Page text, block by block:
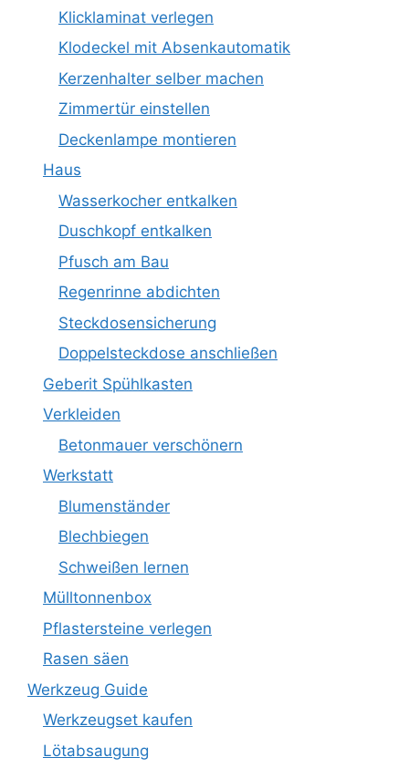
Klicklaminat verlegen
Klodeckel mit Absenkautomatik
Kerzenhalter selber machen
Zimmertür einstellen
Deckenlampe montieren
Haus
Wasserkocher entkalken
Duschkopf entkalken
Pfusch am Bau
Regenrinne abdichten
Steckdosensicherung
Doppelsteckdose anschließen
Geberit Spühlkasten
Verkleiden
Betonmauer verschönern
Werkstatt
Blumenständer
Blechbiegen
Schweißen lernen
Mülltonnenbox
Pflastersteine verlegen
Rasen säen
Werkzeug Guide
Werkzeugset kaufen
Lötabsaugung